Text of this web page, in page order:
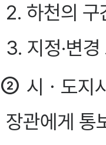
2. 하천의 구
3. 지정·변
② 시ㆍ도지
장관에게